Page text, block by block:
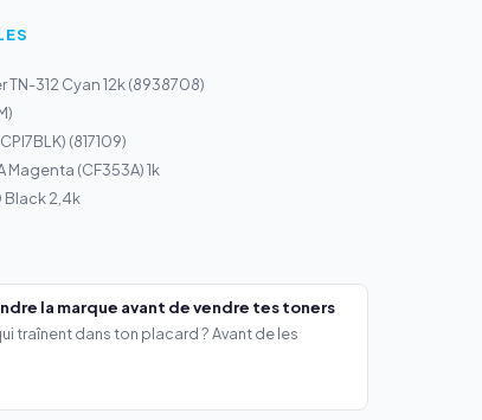
312 Cyan 12k (8938708)
(817109)
Magenta (CF353A) 1k
Black 2,4k
la marque avant de vendre tes toners
traînent dans ton placard ? Avant de les